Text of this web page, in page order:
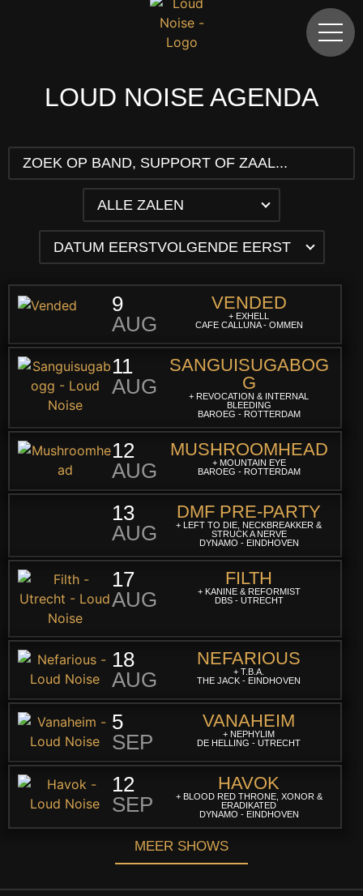
Agenda
LOUD NOISE AGENDA
9
AUG
VENDED
+ EXHELL
CAFE CALLUNA - OMMEN
11
AUG
SANGUISUGABOG
G
+ REVOCATION & INTERNAL
BLEEDING
BAROEG - ROTTERDAM
12
AUG
MUSHROOMHEAD
+ MOUNTAIN EYE
BAROEG - ROTTERDAM
13
AUG
DMF PRE-PARTY
+ LEFT TO DIE, NECKBREAKKER &
STRUCK A NERVE
DYNAMO - EINDHOVEN
17
AUG
FILTH
+ KANINE & REFORMIST
DBS - UTRECHT
18
AUG
NEFARIOUS
+ T.B.A.
THE JACK - EINDHOVEN
5
SEP
VANAHEIM
+ NEPHYLIM
DE HELLING - UTRECHT
12
SEP
HAVOK
+ BLOOD RED THRONE, XONOR &
ERADIKATED
DYNAMO - EINDHOVEN
MEER SHOWS